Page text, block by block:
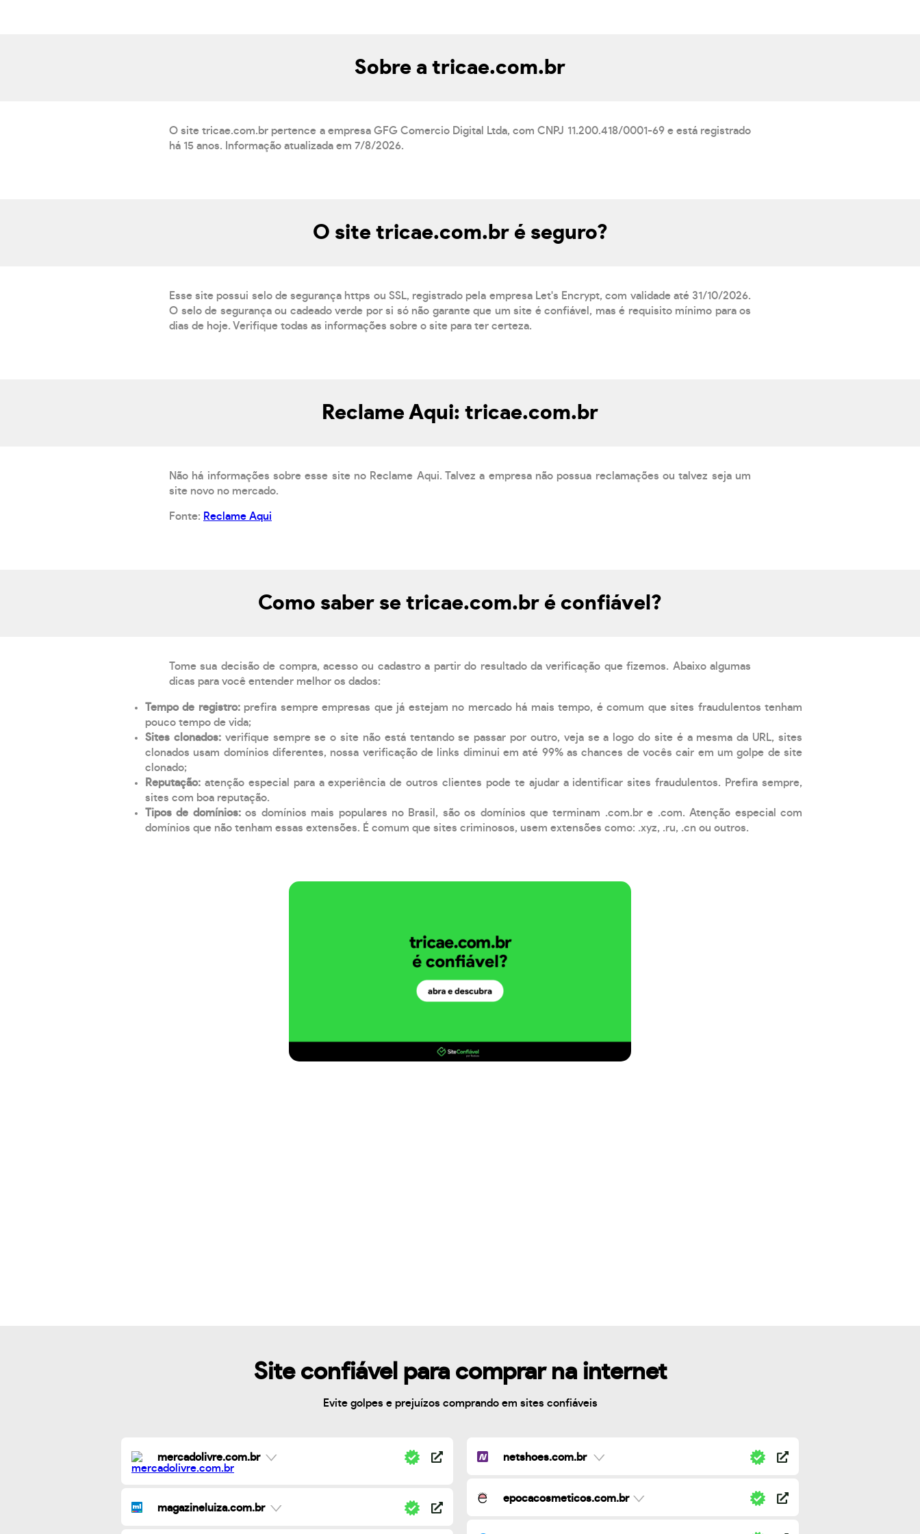
Sobre a tricae.com.br
O site tricae.com.br pertence a empresa GFG Comercio Digital Ltda, com CNPJ 11.200.418/0001-69 e está registrado
há 15 anos. Informação atualizada em 7/8/2026.
O site tricae.com.br é seguro?
Esse site possui selo de segurança https ou SSL, registrado pela empresa Let's Encrypt, com validade até 31/10/2026.
O selo de segurança ou cadeado verde por si só não garante que um site é confiável, mas é requisito mínimo para os
dias de hoje. Verifique todas as informações sobre o site para ter certeza.
Reclame Aqui: tricae.com.br
Não há informações sobre esse site no Reclame Aqui. Talvez a empresa não possua reclamações ou talvez seja um
site novo no mercado.
Fonte: Reclame Aqui
Como saber se tricae.com.br é confiável?
Tome sua decisão de compra, acesso ou cadastro a partir do resultado da verificação que fizemos. Abaixo algumas
dicas para você entender melhor os dados:
Tempo de registro: prefira sempre empresas que já estejam no mercado há mais tempo, é comum que sites fraudulentos tenham
pouco tempo de vida;
Sites clonados: verifique sempre se o site não está tentando se passar por outro, veja se a logo do site é a mesma da URL, sites
clonados usam domínios diferentes, nossa verificação de links diminui em até 99% as chances de vocês cair em um golpe de site
clonado;
Reputação: atenção especial para a experiência de outros clientes pode te ajudar a identificar sites fraudulentos. Prefira sempre,
sites com boa reputação.
Tipos de domínios:os domínios mais populares no Brasil, são os domínios que terminam .com.br e .com. Atenção especial com
domínios que não tenham essas extensões. É comum que sites criminosos, usem extensões como: .xyz, .ru, .cn ou outros.
Site confiável para comprar na internet
Evite golpes e prejuízos comprando em sites confiáveis
mercadolivre.com.br
magazineluiza.com.br
netshoes.com.br
epocacosmeticos.com.br